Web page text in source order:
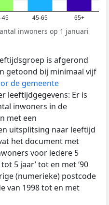
45 45-65 65+
inwoners op 1 januari
is afgerond
getoond bij minimaal vijf
de gemeente
leeftijdgegevens: Er is
inwoners in de
met een
uitsplitsing naar leeftijd
het document met
voor iedere 5
5 jaar’ tot en met ‘90
(numerieke) postcode
van 1998 tot en met